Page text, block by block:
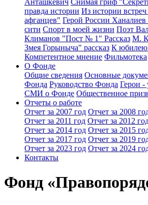
Анташкевич Снимая гриф
правда истории Из истории
афганцев" Герой России
сити Спорт в моей жизни Поэт
Климанов "Пост № 1" Рассказ М.
Змея Горыныча" рассказ К юбилею
Компетентное мнение Фильмотека
О Фонде
Общие сведения Основные
Фонда Руководство Фонда Герои -
СМИ о Фонде Общественное
Отчеты о работе
Отчет за 2007 год Отчет за 2008
Отчет за 2011 год Отчет за 2012
Отчет за 2014 год Отчет за 2015
Отчет за 2017 год Отчет за 2019
Отчет за 2023 год Отчет за 2024
Контакты
Фонд